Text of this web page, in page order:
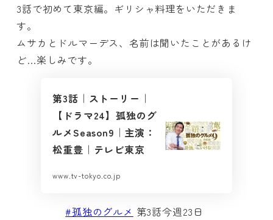
3話で初めて東京編。ギリシャ料理をいただきま
す。
ムサカとドルマーデス、名前は聞いたことがあるけ
ど…楽しみです。
第3話｜ストーリー｜
【ドラマ24】孤独のグ
ルメSeason9｜主演：
松重豊｜テレビ東京
www.tv-tokyo.co.jp
#孤独のグルメ 第3話今週23日